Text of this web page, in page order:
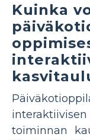
Kuinka
toiminnan